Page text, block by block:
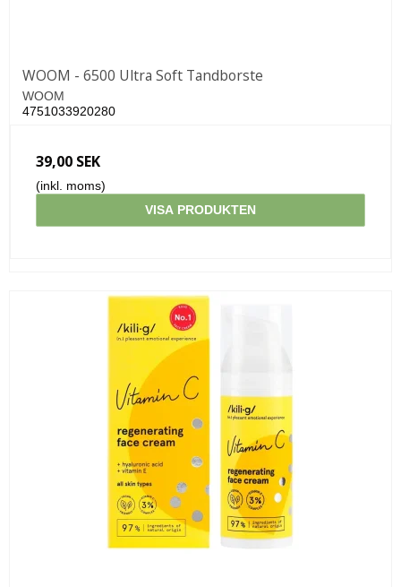
WOOM - 6500 Ultra Soft Tandborste
WOOM
4751033920280
39,00 SEK
(inkl. moms)
VISA PRODUKTEN